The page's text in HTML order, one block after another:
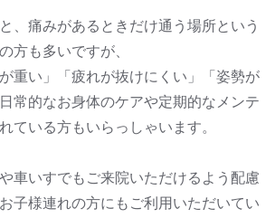
、痛みがあるときだけ通う場所という
方も多いですが、
重い」「疲れが抜けにくい」「姿勢が
常的なお身体のケアや定期的なメンテ
ている方もいらっしゃいます。
車いすでもご来院いただけるよう配慮
子様連れの方にもご利用いただいてい